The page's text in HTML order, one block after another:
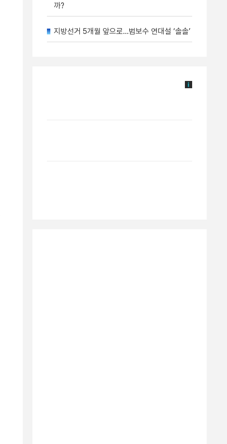
까?
지방선거 5개월 앞으로…범보수 연대설 ‘솔솔’